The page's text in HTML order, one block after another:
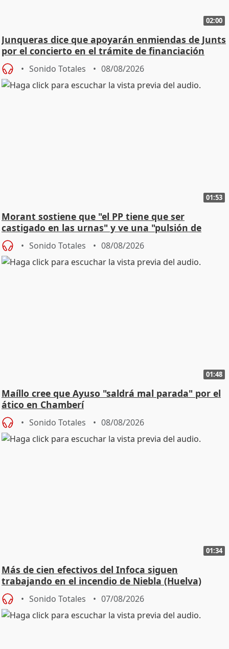
02:00
Junqueras dice que apoyarán enmiendas de Junts
por el concierto en el trámite de financiación
Sonido Totales 08/08/2026
01:53
Morant sostiene que "el PP tiene que ser
castigado en las urnas" y ve una "pulsión de
cambio"
Sonido Totales 08/08/2026
01:48
Maíllo cree que Ayuso "saldrá mal parada" por el
ático en Chamberí
Sonido Totales 08/08/2026
01:34
Más de cien efectivos del Infoca siguen
trabajando en el incendio de Niebla (Huelva)
Sonido Totales 07/08/2026